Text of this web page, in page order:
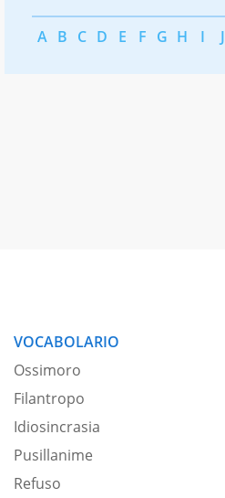
A B C D E F G H I J
VOCABOLARIO
Ossimoro
Filantropo
Idiosincrasia
Pusillanime
Refuso